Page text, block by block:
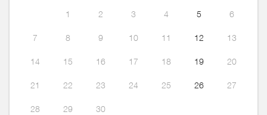
1 2 3 4 5 6
7 8 9 10 11 12 13
14 15 16 17 18 19 20
21 22 23 24 25 26 27
28 29 30